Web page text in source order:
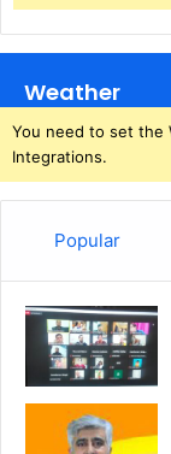
Weather
You need to set the
Integrations.
Popular